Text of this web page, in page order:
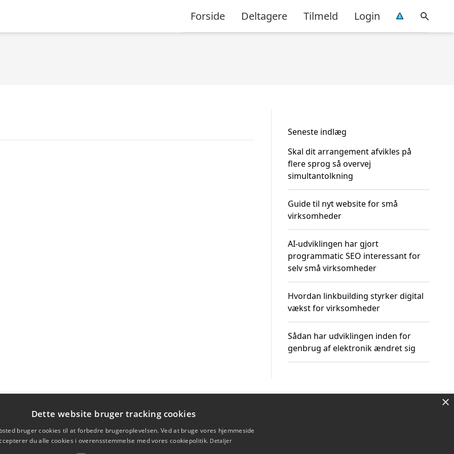
Forside Deltagere Tilmeld Login
Seneste indlæg
Skal dit arrangement afvikles på
flere sprog så overvej
simultantolkning
Guide til nyt website for små
virksomheder
AI-udviklingen har gjort
programmatic SEO interessant for
selv små virksomheder
Hvordan linkbuilding styrker digital
vækst for virksomheder
Sådan har udviklingen inden for
genbrug af elektronik ændret sig
×
Dette website bruger tracking cookies
bruger cookies til at forbedre brugeroplevelsen. Ved at bruge vores hjemmeside
du alle cookies i overensstemmelse med vores cookiepolitik. Detaljer